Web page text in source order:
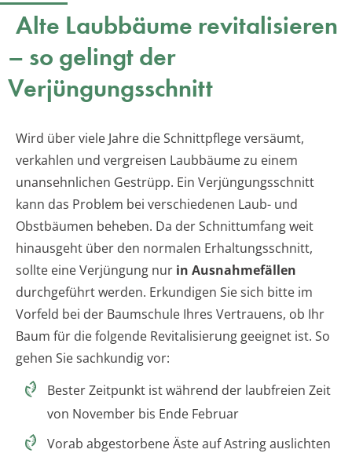
Alte Laubbäume revitalisieren
– so gelingt der
Verjüngungsschnitt
Wird über viele Jahre die Schnittpflege versäumt,
verkahlen und vergreisen Laubbäume zu einem
unansehnlichen Gestrüpp. Ein Verjüngungsschnitt
kann das Problem bei verschiedenen Laub- und
Obstbäumen beheben. Da der Schnittumfang weit
hinausgeht über den normalen Erhaltungsschnitt,
sollte eine Verjüngung nur in Ausnahmefällen
durchgeführt werden. Erkundigen Sie sich bitte im
Vorfeld bei der Baumschule Ihres Vertrauens, ob Ihr
Baum für die folgende Revitalisierung geeignet ist. So
gehen Sie sachkundig vor:
Bester Zeitpunkt ist während der laubfreien Zeit
von November bis Ende Februar
Vorab abgestorbene Äste auf Astring auslichten